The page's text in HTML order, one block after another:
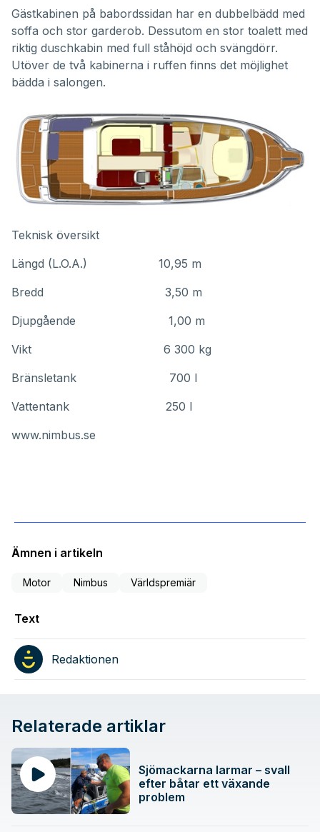
Gästkabinen på babordssidan har en dubbelbädd med
soffa och stor garderob. Dessutom en stor toalett med
riktig duschkabin med full ståhöjd och svängdörr.
Utöver de två kabinerna i ruffen finns det möjlighet
bädda i salongen.
Teknisk översikt
Längd (L.O.A.) 10,95 m
Bredd 3,50 m
Djupgående 1,00 m
Vikt 6 300 kg
Bränsletank 700 l
Vattentank 250 l
www.nimbus.se
Ämnen i artikeln
Motor Nimbus Världspremiär
Text
Redaktionen
Relaterade artiklar
Sjömackarna larmar – svall
efter båtar ett växande
problem